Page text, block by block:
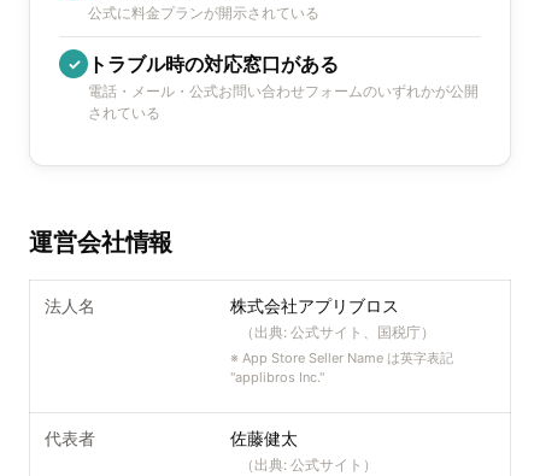
公式に料金プランが開示されている
✓ トラブル時の対応窓口がある
電話・メール・公式お問い合わせフォームのいずれかが公開
されている
運営会社情報
法人名 株式会社アプリブロス
（出典: 公式サイト、国税庁）
※ App Store Seller Name は英字表記
"applibros Inc."
代表者 佐藤健太
（出典: 公式サイト ）